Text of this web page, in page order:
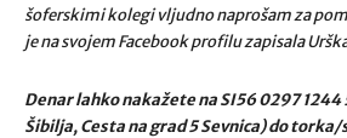
šoferskimi kolegi vljudno naprošam za
je na svojem Facebook profilu zapisala
Denar lahko nakažete na SI56 0297 1244
Šibilja, Cesta na grad 5 Sevnica) do